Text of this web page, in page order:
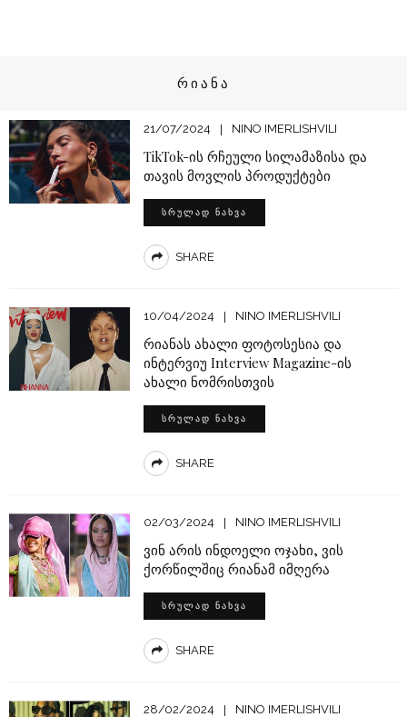
ᲠᲘᲐᲜᲐ
21/07/2024 NINO IMERLISHVILI
TikTok-ის რჩეული სილამაზისა და
თავის მოვლის პროდუქტები
ᲡᲠᲣᲚᲐᲓ ᲜᲐᲮᲕᲐ
SHARE
10/04/2024 NINO IMERLISHVILI
რიანას ახალი ფოტოსესია და
ინტერვიუ Interview Magazine-ის
ახალი ნომრისთვის
ᲡᲠᲣᲚᲐᲓ ᲜᲐᲮᲕᲐ
SHARE
02/03/2024 NINO IMERLISHVILI
ვინ არის ინდოელი ოჯახი, ვის
ქორწილშიც რიანამ იმღერა
ᲡᲠᲣᲚᲐᲓ ᲜᲐᲮᲕᲐ
SHARE
28/02/2024 NINO IMERLISHVILI